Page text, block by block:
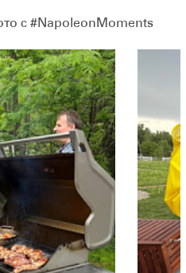
с #NapoleonMoments